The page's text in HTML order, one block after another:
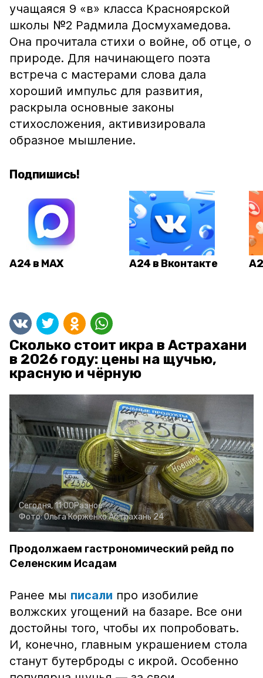
учащаяся 9 «в» класса Красноярской
школы №2 Радмила Досмухамедова.
Она прочитала стихи о войне, об отце, о
природе. Для начинающего поэта
встреча с мастерами слова дала
хороший импульс для развития,
раскрыла основные законы
стихосложения, активизировала
образное мышление.
Подпишись!
А24 в MAX А24 в Вконтакте
Сколько стоит икра в Астрахани
в 2026 году: цены на щучью,
красную и чёрную
Сегодня, 11:00Разное
Фото:Ольга КорженкоАстрахань 24
Продолжаем гастрономический рейд по
Селенским Исадам
Ранее мы писали про изобилие
волжских угощений на базаре. Все они
достойны того, чтобы их попробовать.
И, конечно, главным украшением стола
станут бутерброды с икрой. Особенно